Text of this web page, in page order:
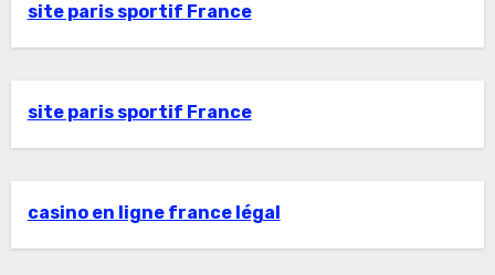
site paris sportif France
site paris sportif France
casino en ligne france légal